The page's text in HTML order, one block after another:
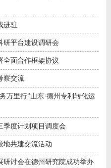
进驻
研平台建设调研会
全面合作框架协议
察交流
万里行”山东·德州专利转化运
季度计划项目调度会
地共建交流活动
研讨会在德州研究院成功举办